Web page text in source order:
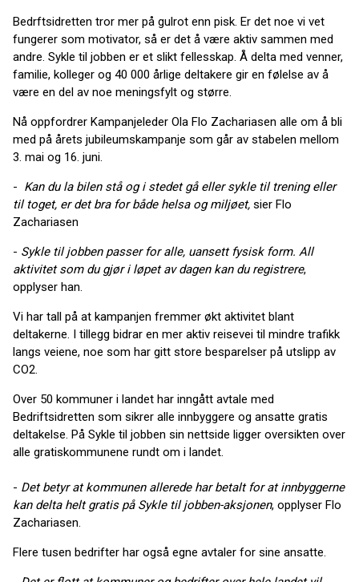
Bedrftsidretten tror mer på gulrot enn pisk. Er det noe vi vet
fungerer som motivator, så er det å være aktiv sammen med
andre. Sykle til jobben er et slikt fellesskap. Å delta med venner,
familie, kolleger og 40 000 årlige deltakere gir en følelse av å
være en del av noe meningsfylt og større.
Nå oppfordrer Kampanjeleder Ola Flo Zachariasen alle om å bli
med på årets jubileumskampanje som går av stabelen mellom
3. mai og 16. juni.
- Kan du la bilen stå og i stedet gå eller sykle til trening eller
til toget, er det bra for både helsa og miljøet, sier Flo
Zachariasen
- Sykle til jobben passer for alle, uansett fysisk form. All
aktivitet som du gjør i løpet av dagen kan du registrere,
opplyser han.
Vi har tall på at kampanjen fremmer økt aktivitet blant
deltakerne. I tillegg bidrar en mer aktiv reisevei til mindre trafikk
langs veiene, noe som har gitt store besparelser på utslipp av
CO2.
Over 50 kommuner i landet har inngått avtale med
Bedriftsidretten som sikrer alle innbyggere og ansatte gratis
deltakelse. På Sykle til jobben sin nettside ligger oversikten over
alle gratiskommunene rundt om i landet.
- Det betyr at kommunen allerede har betalt for at innbyggerne
kan delta helt gratis på Sykle til jobben-aksjonen, opplyser Flo
Zachariasen.
Flere tusen bedrifter har også egne avtaler for sine ansatte.